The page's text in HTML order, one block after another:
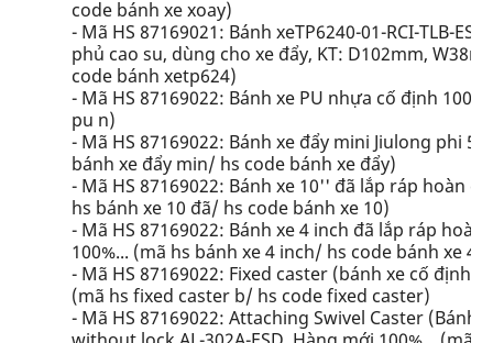
code bánh xe xoay)
- Mã HS 87169021: Bánh xeTP6240-01-RCI-TLB-
phủ cao su, dùng cho xe đẩy, KT: D102mm,
code bánh xetp624)
- Mã HS 87169022: Bánh xe PU nhựa cố định
pu n)
- Mã HS 87169022: Bánh xe đẩy mini Jiulong phi
bánh xe đẩy min/ hs code bánh xe đẩy)
- Mã HS 87169022: Bánh xe 10'' đã lắp ráp hoàn
hs bánh xe 10 đã/ hs code bánh xe 10)
- Mã HS 87169022: Bánh xe 4 inch đã lắp ráp
100%... (mã hs bánh xe 4 inch/ hs code bánh xe 4
- Mã HS 87169022: Fixed caster (bánh xe cố định
(mã hs fixed caster b/ hs code fixed caster)
- Mã HS 87169022: Attaching Swivel Caster